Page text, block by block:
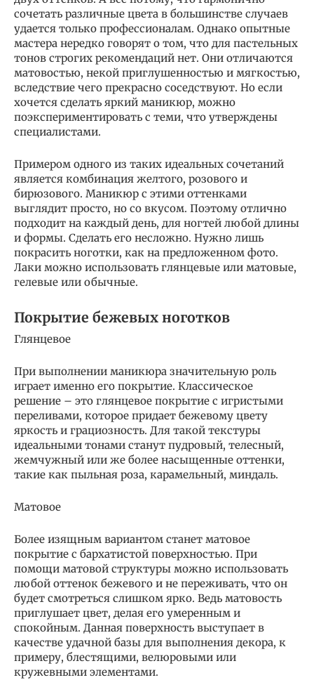
сочетать различные цвета в большинстве случаев
удается только профессионалам. Однако опытные
мастера нередко говорят о том, что для пастельных
тонов строгих рекомендаций нет. Они отличаются
матовостью, некой приглушенностью и мягкостью,
вследствие чего прекрасно соседствуют. Но если
хочется сделать яркий маникюр, можно
поэкспериментировать с теми, что утверждены
специалистами.
Примером одного из таких идеальных сочетаний
является комбинация желтого, розового и
бирюзового. Маникюр с этими оттенками
выглядит просто, но со вкусом. Поэтому отлично
подходит на каждый день, для ногтей любой длины
и формы. Сделать его несложно. Нужно лишь
покрасить ноготки, как на предложенном фото.
Лаки можно использовать глянцевые или матовые,
гелевые или обычные.
Покрытие бежевых ноготков
Глянцевое
При выполнении маникюра значительную роль
играет именно его покрытие. Классическое
решение – это глянцевое покрытие с игристыми
переливами, которое придает бежевому цвету
яркость и грациозность. Для такой текстуры
идеальными тонами станут пудровый, телесный,
жемчужный или же более насыщенные оттенки,
такие как пыльная роза, карамельный, миндаль.
Матовое
Более изящным вариантом станет матовое
покрытие с бархатистой поверхностью. При
помощи матовой структуры можно использовать
любой оттенок бежевого и не переживать, что он
будет смотреться слишком ярко. Ведь матовость
приглушает цвет, делая его умеренным и
спокойным. Данная поверхность выступает в
качестве удачной базы для выполнения декора, к
примеру, блестящими, велюровыми или
кружевными элементами.